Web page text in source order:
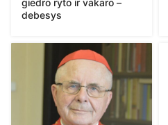
giedro ryto ir vakaro –
debesys